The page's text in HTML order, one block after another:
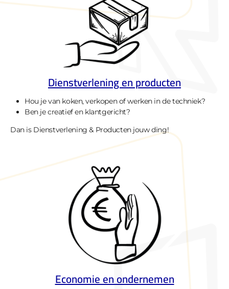
Dienstverlening en producten
Hou je van koken, verkopen of werken in de techniek?
Ben je creatief en klantgericht?
Dan is Dienstverlening & Producten jouw ding!
Economie en ondernemen